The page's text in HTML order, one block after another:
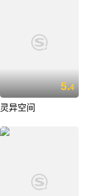
5.4
灵异空间